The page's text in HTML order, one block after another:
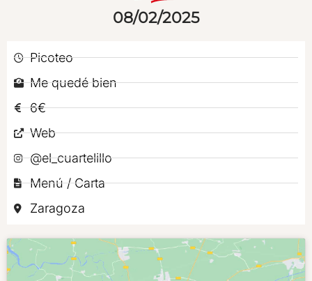
08/02/2025
Picoteo
Me quedé bien
6€
Web
@el_cuartelillo
Menú / Carta
Zaragoza